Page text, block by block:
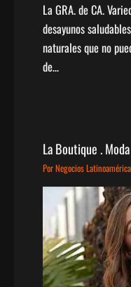
La GRA. de CA.
desayunos
naturales que no
de…
La Boutique .
PorNegocios